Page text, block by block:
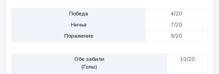
Победа
4/20
Ничья
7/20
Поражение
9/20
Обе забили
(Голы)
10/20